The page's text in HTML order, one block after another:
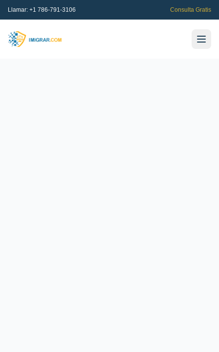
Llamar: +1 786-791-3106 Consulta Gratis